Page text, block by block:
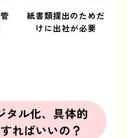
紙書類提出のためだ
けに出社が必要
タル化、具体的
ればいいの？